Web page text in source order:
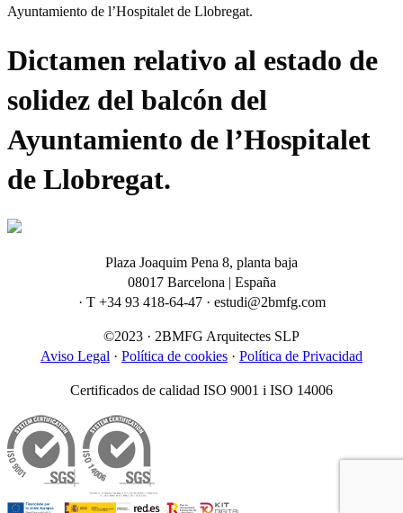
Ayuntamiento de l’Hospitalet de Llobregat.
Dictamen relativo al estado de
solidez del balcón del
Ayuntamiento de l’Hospitalet
de Llobregat.
Plaza Joaquim Pena 8, planta baja
08017 Barcelona | España
· T +34 93 418-64-47 · estudi@2bmfg.com
©2023 · 2BMFG Arquitectes SLP
Aviso Legal · Política de cookies · Política de Privacidad
Certificados de calidad ISO 9001 i ISO 14006